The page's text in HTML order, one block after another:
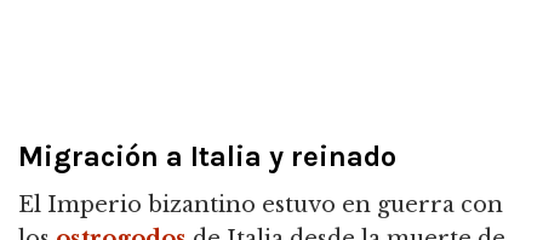
Migración a Italia y reinado
El Imperio bizantino estuvo en guerra con